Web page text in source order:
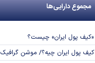
مجموع دارایی‌ها
«کیف پول ایران» چیست؟
کیف پول ایران چیه؟/ موشن گرافیک